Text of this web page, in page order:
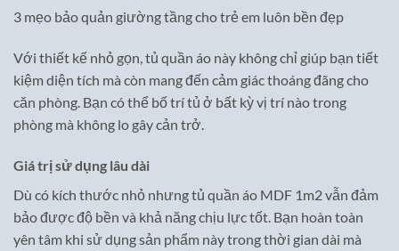
3 mẹo bảo quản giường tầng cho trẻ em luôn bền đẹp
Với thiết kế nhỏ gọn, tủ quần áo này không chỉ giúp bạn tiết
kiệm diện tích mà còn mang đến cảm giác thoáng đãng cho
căn phòng. Bạn có thể bố trí tủ ở bất kỳ vị trí nào trong
phòng mà không lo gây cản trở.
Giá trị sử dụng lâu dài
Dù có kích thước nhỏ nhưng tủ quần áo MDF 1m2 vẫn đảm
bảo được độ bền và khả năng chịu lực tốt. Bạn hoàn toàn
yên tâm khi sử dụng sản phẩm này trong thời gian dài mà